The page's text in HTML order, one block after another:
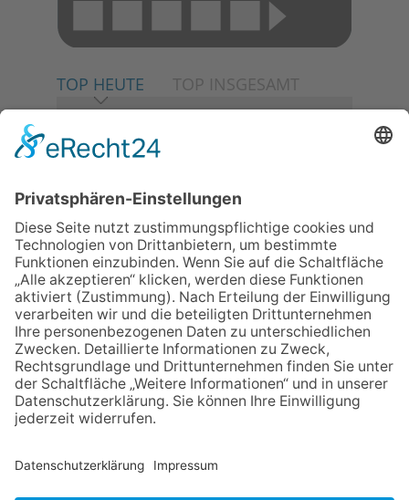
TOP HEUTE TOP INSGESAMT
30.07.2026
Ganz Niederhöchstadt wird zur
Festmeile
06.08.2026
Baustellenführung führt auch in
die Zukunft der Stadt
Königstein
06.08.2026
Klinikforum zum Thema
Karpaltunnelsyndrom
06.08.2026
Gewinnspiel zum Start ins
Schuljahr